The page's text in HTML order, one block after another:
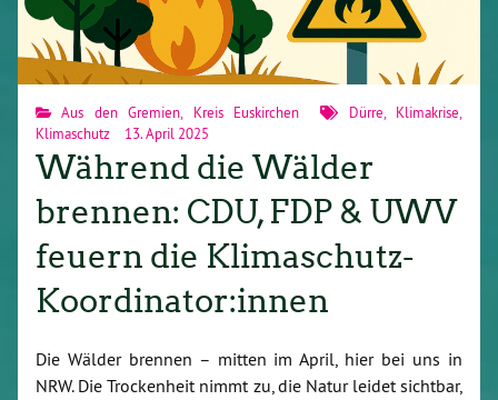
Aus den Gremien, Kreis Euskirchen Dürre, Klimakrise,
Klimaschutz
13. April 2025
Während die Wälder
brennen: CDU, FDP & UWV
feuern die Klimaschutz-
Koordinator:innen
Die Wälder brennen – mitten im April, hier bei uns in
NRW. Die Trockenheit nimmt zu, die Natur leidet sichtbar,